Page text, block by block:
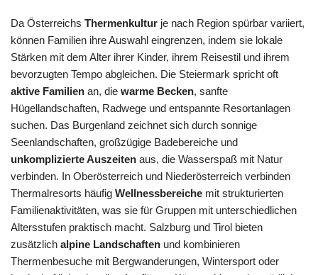
Da Österreichs Thermenkultur je nach Region spürbar variiert,
können Familien ihre Auswahl eingrenzen, indem sie lokale
Stärken mit dem Alter ihrer Kinder, ihrem Reisestil und ihrem
bevorzugten Tempo abgleichen. Die Steiermark spricht oft
aktive Familien an, die warme Becken, sanfte
Hügellandschaften, Radwege und entspannte Resortanlagen
suchen. Das Burgenland zeichnet sich durch sonnige
Seenlandschaften, großzügige Badebereiche und
unkomplizierte Auszeiten aus, die Wasserspaß mit Natur
verbinden. In Oberösterreich und Niederösterreich verbinden
Thermalresorts häufig Wellnessbereiche mit strukturierten
Familienaktivitäten, was sie für Gruppen mit unterschiedlichen
Altersstufen praktisch macht. Salzburg und Tirol bieten
zusätzlich alpine Landschaften und kombinieren
Thermenbesuche mit Bergwanderungen, Wintersport oder